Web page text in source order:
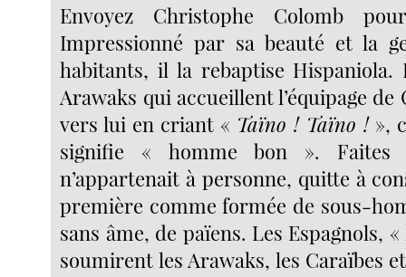
Envoyez Christophe Colomb
Impressionné par sa beauté et la
habitants, il la rebaptise Hispaniola.
Arawaks qui accueillent l’équipage
vers lui en criant « Taïno ! Taïno !»,
signifie « homme bon ». Faites
n’appartenait à personne, quitte à
première comme formée de sous-
sans âme, de païens. Les Espagnols,
soumirent les Arawaks, les Caraïbes